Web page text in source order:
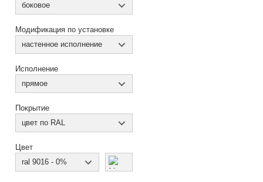
боковое
Модификация по установке
настенное исполнение
Исполнение
прямое
Покрытие
цвет по RAL
Цвет
ral 9016 - 0%